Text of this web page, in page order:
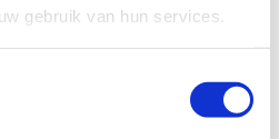
gebruik van hun services.
ook bij de overheid. De
verdienen een
over internationaal